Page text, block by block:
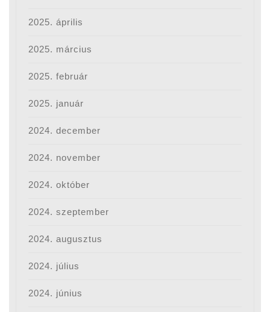
2025. április
2025. március
2025. február
2025. január
2024. december
2024. november
2024. október
2024. szeptember
2024. augusztus
2024. július
2024. június